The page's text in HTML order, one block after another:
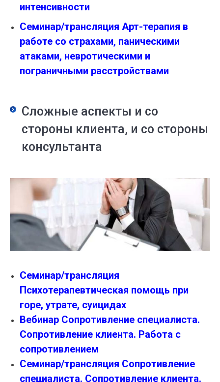
интенсивности
Семинар/трансляция Арт-терапия в
работе со страхами, паническими
атаками, невротическими и
пограничными расстройствами
Сложные аспекты и со
стороны клиента, и со стороны
консультанта
Семинар/трансляция
Психотерапевтическая помощь при
горе, утрате, суицидах
Вебинар Сопротивление специалиста.
Сопротивление клиента. Работа с
сопротивлением
Семинар/трансляция Сопротивление
специалиста. Сопротивление клиента.